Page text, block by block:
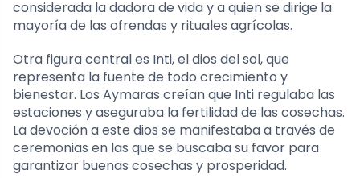
considerada la dadora de vida y a quien se dirige la
mayoría de las ofrendas y rituales agrícolas.
Otra figura central es Inti, el dios del sol, que
representa la fuente de todo crecimiento y
bienestar. Los Aymaras creían que Inti regulaba las
estaciones y aseguraba la fertilidad de las cosechas.
La devoción a este dios se manifestaba a través de
ceremonias en las que se buscaba su favor para
garantizar buenas cosechas y prosperidad.